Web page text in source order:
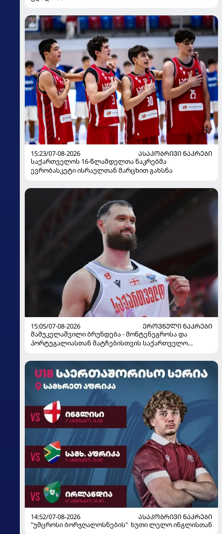
15:23/07-08-2026
ᲐᲡᲐᲙᲝᲑᲠᲘᲕᲘ ᲜᲐᲙᲠᲔᲑᲘ
საქართველოს 16-წლამდელთა ნაკრებმა
ევრობასკეტი ისრაელთან მარცხით გახსნა
15:05/07-08-2026
ᲔᲠᲝᲕᲜᲣᲚᲘ ᲜᲐᲙᲠᲔᲑᲘ
მამუკელაშვილი ბრუნდება - მონტენეგროსა და
პორტუგალიასთან მატჩებისთვის საქართველო
14:52/07-08-2026
ᲐᲡᲐᲙᲝᲑᲠᲘᲕᲘ ᲜᲐᲙᲠᲔᲑᲘ
"უმცროსი ბორჯღალოსნების" ხუთი ლელო ინგლისთან